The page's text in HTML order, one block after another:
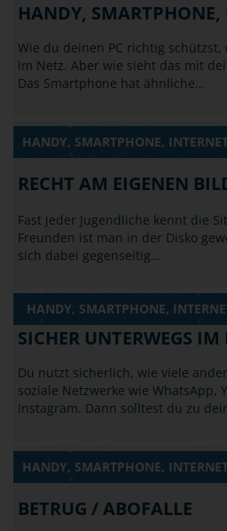
HANDY, SMARTPHONE,
Wie du deinen PC richtig
im Netz. Aber wie sieht das mit
Das Smartphone hat ähnliche…
HANDY, SMARTPHONE,
RECHT AM EIGENEN
Fast jeder Jugendliche kennt die
Freunden ist man in der Disko
sich dabei gegenseitig…
HANDY, SMARTPHONE,
SICHER UNTERWEGS IM
Du nutzt sicherlich, wie viele
soziale Netzwerke wie WhatsApp,
Instagram. Dann solltest du zu
HANDY, SMARTPHONE,
BETRUG / ABOFALLE